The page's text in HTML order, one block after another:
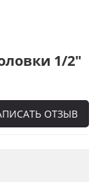
1/2"
ОТЗЫВ